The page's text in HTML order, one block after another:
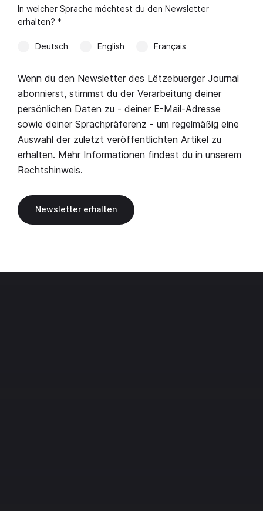
In welcher Sprache möchtest du den Newsletter
erhalten? *
Deutsch English Français
Wenn du den Newsletter des Lëtzebuerger Journal
abonnierst, stimmst du der Verarbeitung deiner
persönlichen Daten zu - deiner E-Mail-Adresse
sowie deiner Sprachpräferenz - um regelmäßig eine
Auswahl der zuletzt veröffentlichten Artikel zu
erhalten. Mehr Informationen findest du in unserem
Rechtshinweis.